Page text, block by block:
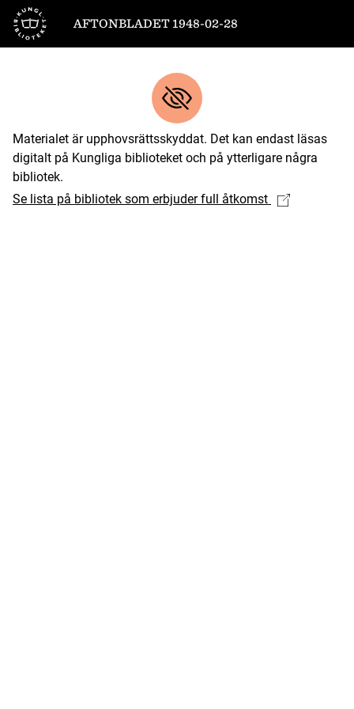
Till startsidan
AFTONBLADET 1948-02-28
Materialet är upphovsrättsskyddat. Det kan endast läsas
digitalt på Kungliga biblioteket och på ytterligare några
bibliotek.
Se lista på bibliotek som erbjuder full åtkomst